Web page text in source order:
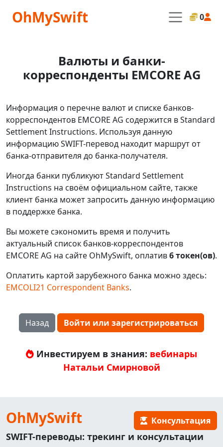
OhMySwift 0
Валюты и банки-
корреспонденты EMCORE AG
Информация о перечне валют и списке банков-
корреспондентов EMCORE AG содержится в Standard
Settlement Instructions. Используя данную
информацию SWIFT-перевод находит маршрут от
банка-отправителя до банка-получателя.
Иногда банки публикуют Standard Settlement
Instructions на своём официальном сайте, также
клиент банка может запросить данную информацию
в поддержке банка.
Вы можете сэкономить время и получить
актуальный список банков-корреспондентов
EMCORE AG на сайте OhMySwift, оплатив6 токен(ов).
Оплатить картой зарубежного банка можно здесь:
EMCOLI21 Correspondent Banks.
Назад Войти или зарегистрироваться
Инвестируем в знания: вебинары
Натальи Смирновой
OhMySwift Консультация
SWIFT-переводы: трекинг и консультации